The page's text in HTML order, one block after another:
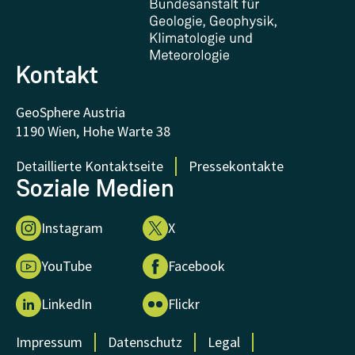
FAQ - Häufig gestellte Fragen
Forschung unterstützen
Kontakt
GeoSphere Austria
1190 Wien, Hohe Warte 38
Detaillierte Kontaktseite
Pressekontakte
Soziale Medien
Instagram X
YouTube Facebook
LinkedIn Flickr
Impressum Datenschutz
Legal